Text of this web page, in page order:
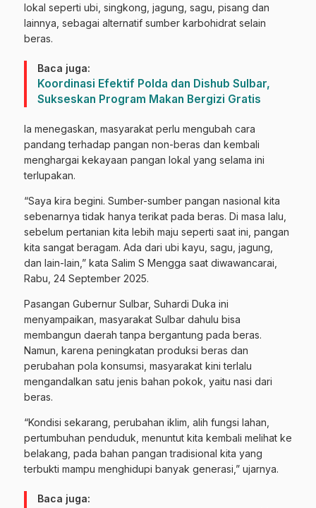
lokal seperti ubi, singkong, jagung, sagu, pisang dan
lainnya, sebagai alternatif sumber karbohidrat selain
beras.
Baca juga:
Koordinasi Efektif Polda dan Dishub Sulbar,
Sukseskan Program Makan Bergizi Gratis
Ia menegaskan, masyarakat perlu mengubah cara
pandang terhadap pangan non-beras dan kembali
menghargai kekayaan pangan lokal yang selama ini
terlupakan.
“Saya kira begini. Sumber-sumber pangan nasional kita
sebenarnya tidak hanya terikat pada beras. Di masa lalu,
sebelum pertanian kita lebih maju seperti saat ini, pangan
kita sangat beragam. Ada dari ubi kayu, sagu, jagung,
dan lain-lain,” kata Salim S Mengga saat diwawancarai,
Rabu, 24 September 2025.
Pasangan Gubernur Sulbar, Suhardi Duka ini
menyampaikan, masyarakat Sulbar dahulu bisa
membangun daerah tanpa bergantung pada beras.
Namun, karena peningkatan produksi beras dan
perubahan pola konsumsi, masyarakat kini terlalu
mengandalkan satu jenis bahan pokok, yaitu nasi dari
beras.
“Kondisi sekarang, perubahan iklim, alih fungsi lahan,
pertumbuhan penduduk, menuntut kita kembali melihat ke
belakang, pada bahan pangan tradisional kita yang
terbukti mampu menghidupi banyak generasi,” ujarnya.
Baca juga: